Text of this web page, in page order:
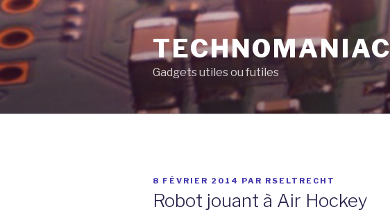
Aller
au
contenu
principal
TECHNOMANIAC
Gadgets utiles ou futiles
PUBLIÉ
8 FÉVRIER 2014 PAR RSELTRECHT
Robot jouant à Air Hockey